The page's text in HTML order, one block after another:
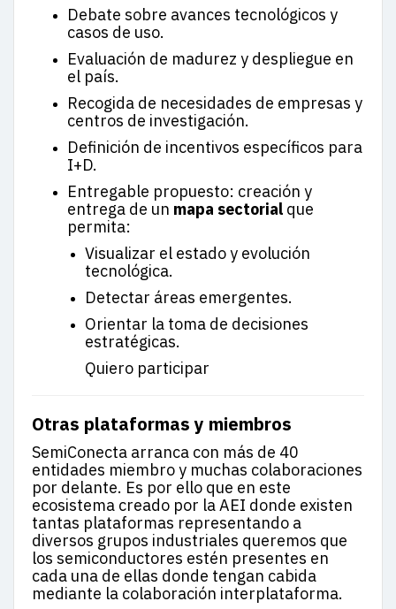
Debate sobre avances tecnológicos y
casos de uso.
Evaluación de madurez y despliegue en
el país.
Recogida de necesidades de empresas y
centros de investigación.
Definición de incentivos específicos para
I+D.
Entregable propuesto: creación y
entrega de un mapa sectorial que
permita:
Visualizar el estado y evolución
tecnológica.
Detectar áreas emergentes.
Orientar la toma de decisiones
estratégicas.
Quiero participar
Otras plataformas y miembros
SemiConecta arranca con más de 40
entidades miembro y muchas colaboraciones
por delante. Es por ello que en este
ecosistema creado por la AEI donde existen
tantas plataformas representando a
diversos grupos industriales queremos que
los semiconductores estén presentes en
cada una de ellas donde tengan cabida
mediante la colaboración interplataforma.